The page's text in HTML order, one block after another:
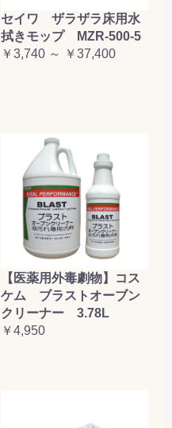
セイワ ザラザラ床用水
拭きモップ MZR-500-5
￥3,740 ～ ￥37,400
【医薬用外毒劇物】コス
ケム ブラストオーブン
クリーナー 3.78L
￥4,950